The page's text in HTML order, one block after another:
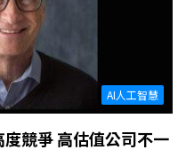
AI人工智慧
競爭 高估值公司不一